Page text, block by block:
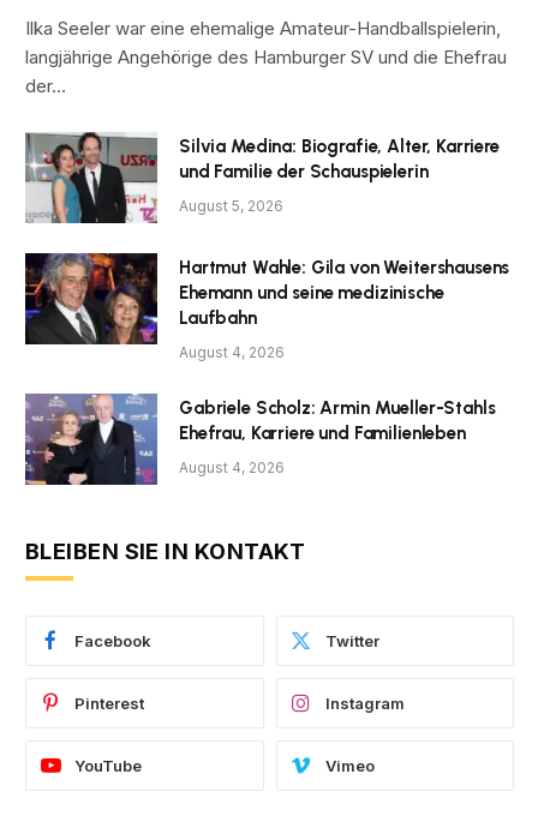
Ilka Seeler war eine ehemalige Amateur-Handballspielerin,
langjährige Angehörige des Hamburger SV und die Ehefrau
der…
Silvia Medina: Biografie, Alter, Karriere
und Familie der Schauspielerin
August 5, 2026
Hartmut Wahle: Gila von Weitershausens
Ehemann und seine medizinische
Laufbahn
August 4, 2026
Gabriele Scholz: Armin Mueller-Stahls
Ehefrau, Karriere und Familienleben
August 4, 2026
BLEIBEN SIE IN KONTAKT
Facebook Twitter
Pinterest Instagram
YouTube Vimeo